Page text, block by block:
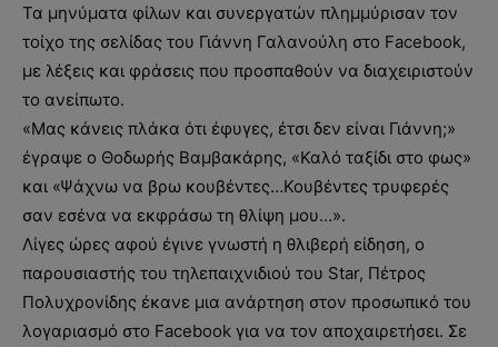
Τα μηνύματα φίλων και συνεργατών πλημμύρισαν τον
τοίχο της σελίδας του Γιάννη Γαλανούλη στο Facebook,
με λέξεις και φράσεις που προσπαθούν να διαχειριστούν
το ανείπωτο.
«Μας κάνεις πλάκα ότι έφυγες, έτσι δεν είναι Γιάννη;»
έγραψε ο Θοδωρής Βαμβακάρης, «Καλό ταξίδι στο φως»
και «Ψάχνω να βρω κουβέντες…Κουβέντες τρυφερές
σαν εσένα να εκφράσω τη θλίψη μου…».
Λίγες ώρες αφού έγινε γνωστή η θλιβερή είδηση, ο
παρουσιαστής του τηλεπαιχνιδιού του Star, Πέτρος
Πολυχρονίδης έκανε μια ανάρτηση στον προσωπικό του
λογαριασμό στο Facebook για να τον αποχαιρετήσει. Σε